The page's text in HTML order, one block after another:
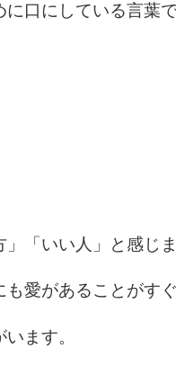
口にしている言葉で
「いい人」と感じま
愛があることがすぐ
ます。